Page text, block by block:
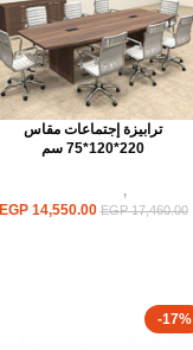
ترابيزة إجتماعات مقاس
220*120*75 سم
ترابيزات,
EGP17,460.00
EGP14,550.00
-17%